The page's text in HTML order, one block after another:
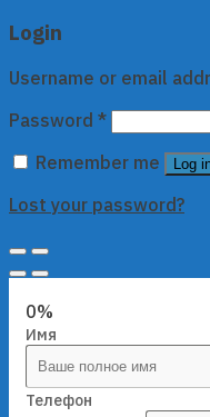
Login
Username or email
Password *
Remember me
Log
Lost your password?
0%
Имя
Телефон